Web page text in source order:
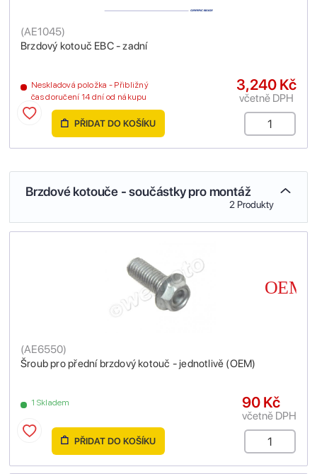
Brzdový kotouč EBC - zadní
(AE1045)
Neskladová položka - Přibližný
čas doručení 14 dní od nákupu
3,240 Kč
včetně DPH
PŘIDAT DO KOŠÍKU
Brzdové kotouče - součástky pro montáž
2 Produkty
Šroub pro přední brzdový kotouč - jednotlivě (OEM)
(AE6550)
1 Skladem 90 Kč
včetně DPH
PŘIDAT DO KOŠÍKU